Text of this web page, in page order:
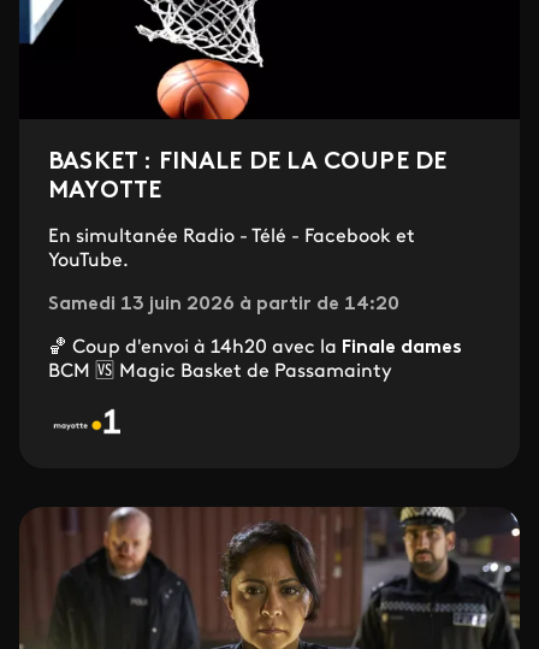
BASKET : FINALE DE LA COUPE DE
MAYOTTE
En simultanée Radio - Télé - Facebook et
YouTube.
Samedi 13 juin 2026 à partir de 14:20
🏀 Coup d'envoi à 14h20 avec la Finale dames
BCM 🆚 Magic Basket de Passamainty